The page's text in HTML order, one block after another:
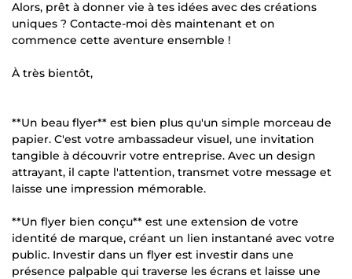
Alors, prêt à donner vie à tes idées avec des créations
uniques ? Contacte-moi dès maintenant et on
commence cette aventure ensemble !
À très bientôt,
**Un beau flyer** est bien plus qu'un simple morceau de
papier. C'est votre ambassadeur visuel, une invitation
tangible à découvrir votre entreprise. Avec un design
attrayant, il capte l'attention, transmet votre message et
laisse une impression mémorable.
**Un flyer bien conçu** est une extension de votre
identité de marque, créant un lien instantané avec votre
public. Investir dans un flyer est investir dans une
présence palpable qui traverse les écrans et laisse une